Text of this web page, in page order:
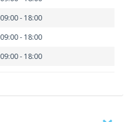
09:00 - 18:00
09:00 - 18:00
09:00 - 18:00